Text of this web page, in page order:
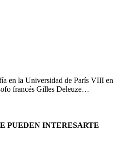
en la Universidad de París VIII en
francés Gilles Deleuze…
PUEDEN INTERESARTE